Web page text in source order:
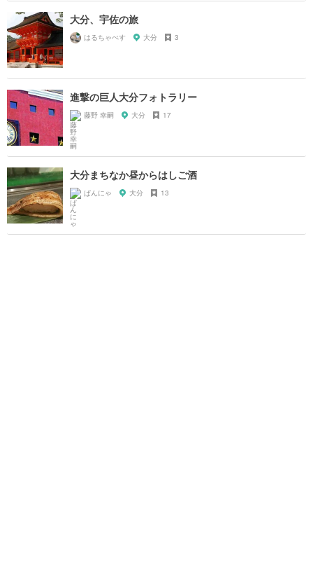
大分、宇佐の旅
はるちゃぺす 大分 3
進撃の巨人大分フォトラリー
藤野 幸嗣 大分 17
大分まちなか昼からはしご酒
ぱんにゃ 大分 13